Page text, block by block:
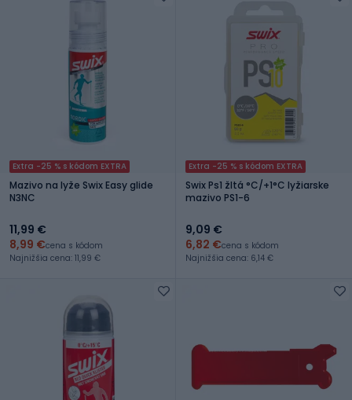
Extra -25 % s kódom EXTRA
Mazivo na lyže Swix Easy glide
N3NC
11,99 €
8,99 €cena s kódom
Najnižšia cena: 11,99 €
Extra -25 % s kódom EXTRA
Swix Ps1 žltá °C/+1°C lyžiarske
mazivo PS1-6
9,09 €
6,82 €cena s kódom
Najnižšia cena: 6,14 €